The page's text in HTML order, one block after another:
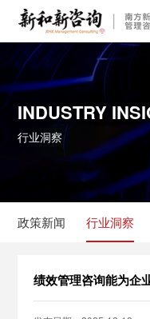
INDUSTRY
行业洞察
政策新闻 行业洞察
绩效管理咨询能为企